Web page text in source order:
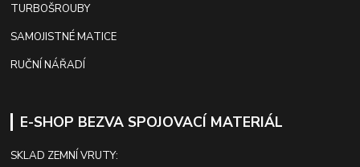
TURBOŠROUBY
SAMOJISTNÉ MATICE
RUČNÍ NÁŘADÍ
E-SHOP BEZVA SPOJOVACÍ MATERIÁL
SKLAD ZEMNÍ VRUTY: